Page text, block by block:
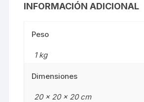
INFORMACIÓN ADICIONAL
Peso
1 kg
Dimensiones
20 × 20 × 20 cm